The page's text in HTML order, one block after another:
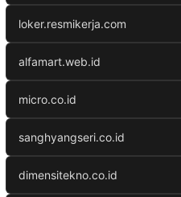
loker.resmikerja.com
alfamart.web.id
micro.co.id
sanghyangseri.co.id
dimensitekno.co.id